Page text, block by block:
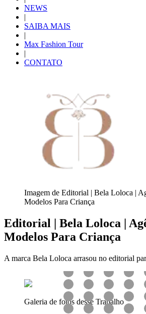
NEWS
|
SAIBA MAIS
|
Max Fashion Tour
|
CONTATO
Imagem de Editorial | Bela Loloca |
Modelos Para Criança
Editorial | Bela Loloca |
Modelos Para Criança
A marca Bela Loloca arrasou no editorial
Galeria de fotos desse Trabalho